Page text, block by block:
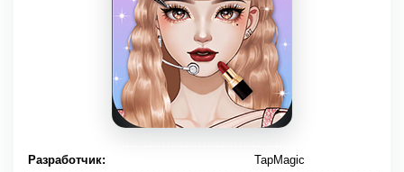
Разработчик: TapMagic